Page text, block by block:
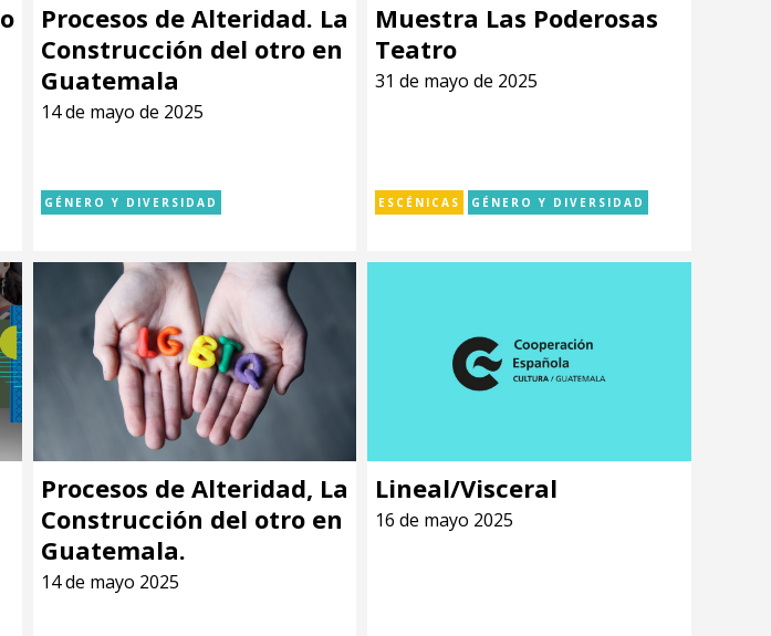
Procesos de Alteridad. La
Construcción del otro en
Guatemala
14 de mayo de 2025
GÉNERO Y DIVERSIDAD
Muestra Las Poderosas
Teatro
31 de mayo de 2025
ESCÉNICAS GÉNERO Y DIVERSIDAD
Procesos de Alteridad, La
Construcción del otro en
Guatemala.
14 de mayo 2025
Lineal/Visceral
16 de mayo 2025